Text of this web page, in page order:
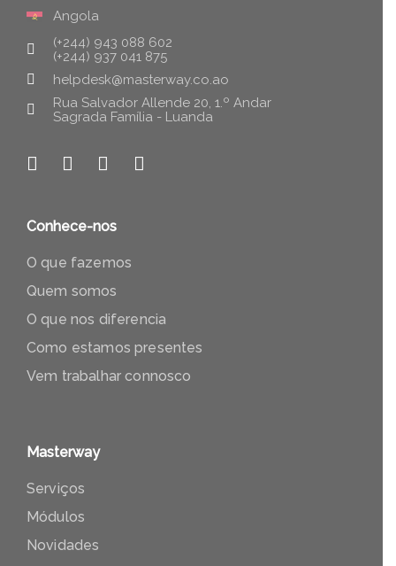
Angola
(+244) 943 088 602
(+244) 937 041 875
helpdesk@masterway.co.ao
Rua Salvador Allende 20, 1.º Andar
Sagrada Família - Luanda
Conhece-nos
O que fazemos
Quem somos
O que nos diferencia
Como estamos presentes
Vem trabalhar connosco
Masterway
Serviços
Módulos
Novidades